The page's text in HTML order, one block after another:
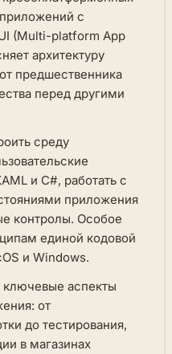
с
(Multi-platform App
архитектуру
предшественника
перед другими
среду
и C#, работать с
приложения
контролы. Особое
единой кодовой
и Windows.
ключевые аспекты
от
до тестирования,
в магазинах